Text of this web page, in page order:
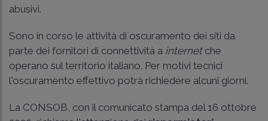
abusivi.
Sono in corso le attività di oscuramento dei siti da
parte dei fornitori di connettività a internetche
operano sul territorio italiano. Per motivi tecnici
l'oscuramento effettivo potrà richiedere alcuni giorni.
La CONSOB, con il comunicato stampa del 16 ottobre